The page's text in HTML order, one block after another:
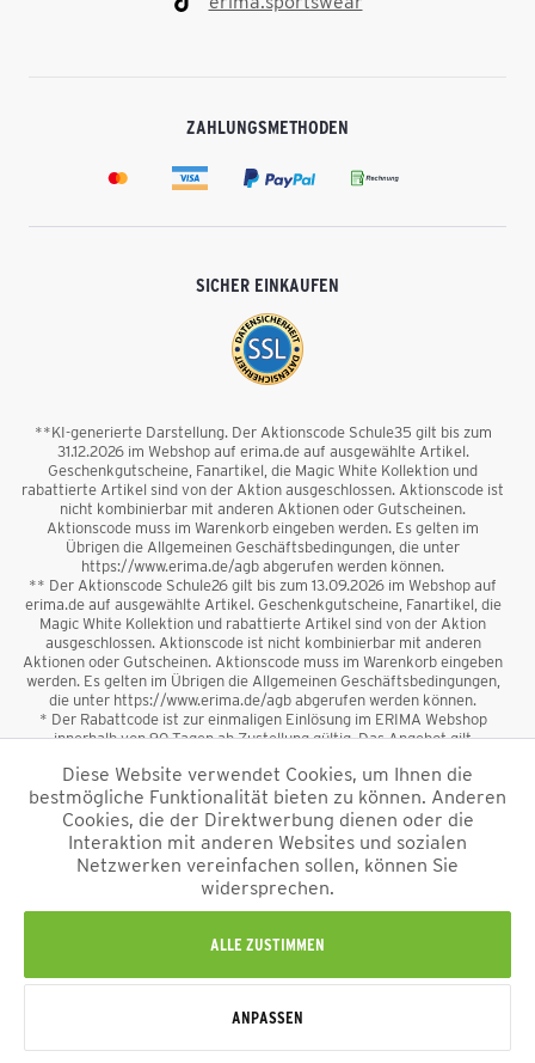
ZAHLUNGSMETHODEN
SICHER EINKAUFEN
**KI-generierte Darstellung. Der Aktionscode Schule35 gilt bis zum
31.12.2026 im Webshop auf erima.de auf ausgewählte Artikel.
Geschenkgutscheine, Fanartikel, die Magic White Kollektion und
rabattierte Artikel sind von der Aktion ausgeschlossen. Aktionscode ist
nicht kombinierbar mit anderen Aktionen oder Gutscheinen.
Aktionscode muss im Warenkorb eingeben werden. Es gelten im
Übrigen die Allgemeinen Geschäftsbedingungen, die unter
https://www.erima.de/agb abgerufen werden können.
** Der Aktionscode Schule26 gilt bis zum 13.09.2026 im Webshop auf
erima.de auf ausgewählte Artikel. Geschenkgutscheine, Fanartikel, die
Magic White Kollektion und rabattierte Artikel sind von der Aktion
ausgeschlossen. Aktionscode ist nicht kombinierbar mit anderen
Aktionen oder Gutscheinen. Aktionscode muss im Warenkorb eingeben
werden. Es gelten im Übrigen die Allgemeinen Geschäftsbedingungen,
die unter https://www.erima.de/agb abgerufen werden können.
* Der Rabattcode ist zur einmaligen Einlösung im ERIMA Webshop
innerhalb von 90 Tagen ab Zustellung gültig. Das Angebot gilt
sowie Geschenkgutscheine sind vom Rabatt ausgeschlossen. Der
Rabattcode ist nicht mit anderen Aktionen oder Gutscheinen
kombinierbar. Der Mindestbestellwert beträgt 50 €
*Alle Preise verstehen sich inkl. Mehrwertsteuer und zzgl.
und ggf. Nachnahmegebühren, wenn nicht anders
beschrieben.
Alle Rechte vorbehalten © 2026
Diese Website verwendet Cookies, um Ihnen die
bestmögliche Funktionalität bieten zu können. Anderen
Cookies, die der Direktwerbung dienen oder die
Interaktion mit anderen Websites und sozialen
Netzwerken vereinfachen sollen, können Sie
widersprechen.